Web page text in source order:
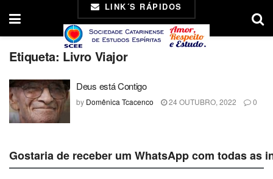
LINK´S RÁPIDOS
Etiqueta: Livro Viajor
Deus está Contigo
by Domênica Tcacenco 24 OUTUBRO, 2022 0
Gostaria de receber um WhatsApp com todas